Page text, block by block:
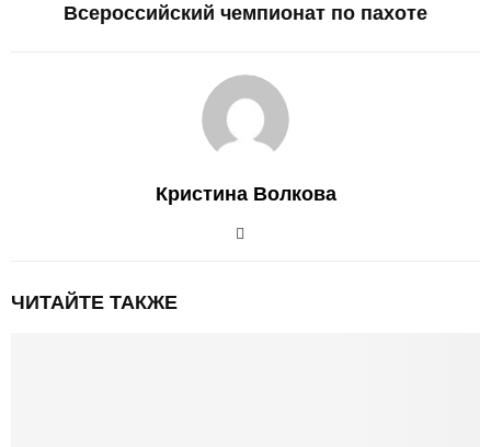
Всероссийский чемпионат по пахоте
Кристина Волкова
ЧИТАЙТЕ ТАКЖЕ